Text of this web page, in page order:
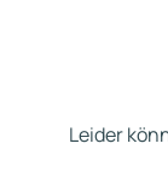
Leider